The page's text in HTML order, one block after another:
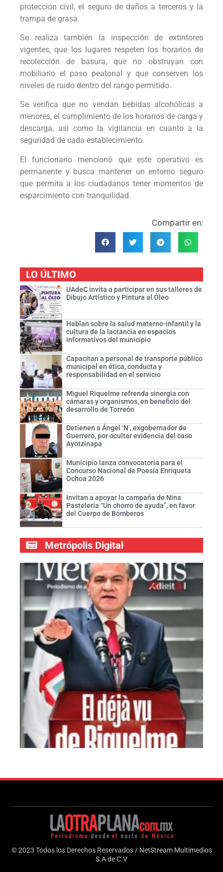
protección civil, el seguro de daños a terceros y la
trampa de grasa.
Se realiza también la inspección de extintores
vigentes, que los lugares respeten los horarios de
recolección de basura, que no obstruyan con
mobiliario el paso peatonal y que conserven los
niveles de ruido dentro del rango permitido.
Se verifica que no vendan bebidas alcohólicas a
menores, el cumplimiento de los horarios de carga y
descarga, asi como la vigilancia en cuanto a la
seguridad de cada establecimiento.
El funcionario mencionó que este operativo es
permanente y busca mantener un entorno seguro
que permita a los ciudadanos tener momentos de
esparcimiento con tranquilidad.
Compartir en:
LO ÚLTIMO
UAdeC invita a participar en sus talleres de
Dibujo Artístico y Pintura al Óleo
Hablan sobre la salud materno-infantil y la
cultura de la lactancia en espacios
informativos del municipio
Capacitan a personal de transporte público
municipal en ética, conducta y
responsabilidad en el servicio
Miguel Riquelme refrenda sinergia con
cámaras y organismos, en beneficio del
desarrollo de Torreón
Detienen a Ángel ‘N’, exgobernador de
Guerrero, por ocultar evidencia del caso
Ayotzinapa
Municipio lanza convocatoria para el
Concurso Nacional de Poesía Enriqueta
Ochoa 2026
Invitan a apoyar la campaña de Nina
Pastelería “Un chorro de ayuda”, en favor
del Cuerpo de Bomberos
Metrópolis Digital
© 2023 Todos los Derechos Reservados / NetStream Multimedios
S.A de C.V